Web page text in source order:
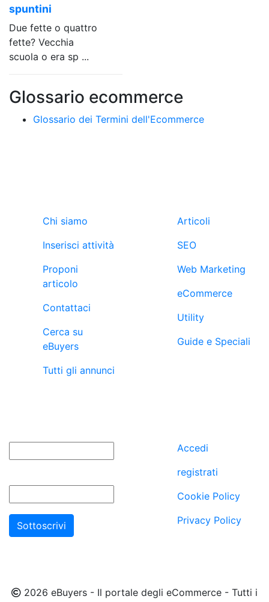
spuntini
Due fette o quattro
fette? Vecchia
scuola o era sp ...
Glossario ecommerce
Glossario dei Termini dell'Ecommerce
Chi siamo
Inserisci attività
Proponi
articolo
Contattaci
Cerca su
eBuyers
Tutti gli annunci
Articoli
SEO
Web Marketing
eCommerce
Utility
Guide e Speciali
Accedi
registrati
Cookie Policy
Privacy Policy
2026 eBuyers - Il portale degli eCommerce - Tutti i